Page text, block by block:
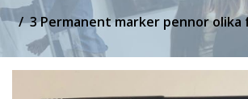
3 Permanent marker pennor olika